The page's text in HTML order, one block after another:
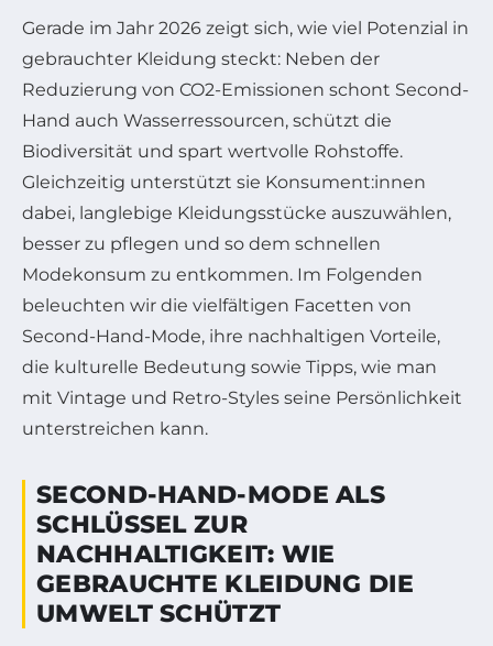
Gerade im Jahr 2026 zeigt sich, wie viel Potenzial in
gebrauchter Kleidung steckt: Neben der
Reduzierung von CO2-Emissionen schont Second-
Hand auch Wasserressourcen, schützt die
Biodiversität und spart wertvolle Rohstoffe.
Gleichzeitig unterstützt sie Konsument:innen
dabei, langlebige Kleidungsstücke auszuwählen,
besser zu pflegen und so dem schnellen
Modekonsum zu entkommen. Im Folgenden
beleuchten wir die vielfältigen Facetten von
Second-Hand-Mode, ihre nachhaltigen Vorteile,
die kulturelle Bedeutung sowie Tipps, wie man
mit Vintage und Retro-Styles seine Persönlichkeit
unterstreichen kann.
SECOND-HAND-MODE ALS
SCHLÜSSEL ZUR
NACHHALTIGKEIT: WIE
GEBRAUCHTE KLEIDUNG DIE
UMWELT SCHÜTZT